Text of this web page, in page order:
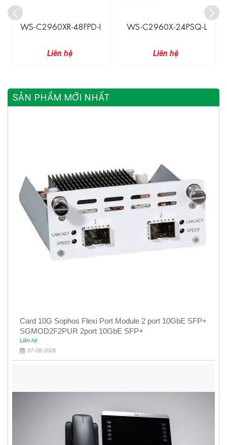
WS-C2960XR-48FPD-I
Liên hệ
WS-C2960X-24PSQ-L
Liên hệ
SẢN PHẨM MỚI NHẤT
Card 10G Sophos Flexi Port Module 2 port 10GbE SFP+
SGMOD2F2PUR 2port 10GbE SFP+
Liên hệ
07-08-2026